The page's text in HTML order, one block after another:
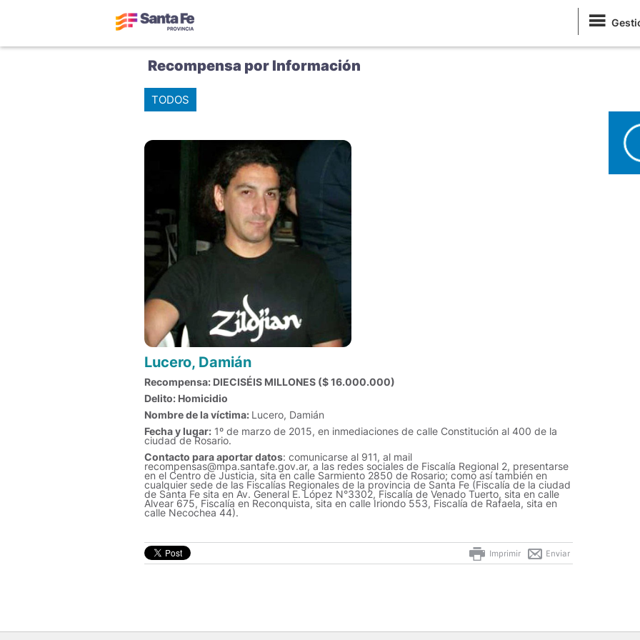
Recompensa por Información
TODOS
Lucero, Damián
Recompensa: DIECISÉIS MILLONES ($ 16.000.000)
Delito: Homicidio
Nombre de la víctima: Lucero, Damián
Fecha y lugar: 1º de marzo de 2015, en inmediaciones de calle Constitución al 400 de la
ciudad de Rosario.
Contacto para aportar datos: comunicarse al 911, al mail
recompensas@mpa.santafe.gov.ar, a las redes sociales de Fiscalía Regional 2, presentarse
en el Centro de Justicia, sita en calle Sarmiento 2850 de Rosario; como así también en
cualquier sede de las Fiscalías Regionales de la provincia de Santa Fe (Fiscalía de la ciudad
de Santa Fe sita en Av. General E. López N°3302, Fiscalía de Venado Tuerto, sita en calle
Alvear 675, Fiscalía en Reconquista, sita en calle Iriondo 553, Fiscalía de Rafaela, sita en
calle Necochea 44).
Enviar
Imprimir